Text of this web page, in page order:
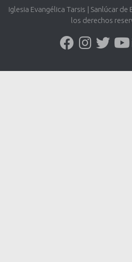
Iglesia Evangélica Tarsis | Sanlúcar
los derechos